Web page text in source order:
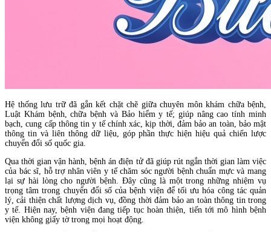
Hệ thống lưu trữ đã gắn kết chặt chẽ giữa chuyên môn khám chữa bệnh,
Luật Khám bệnh, chữa bệnh và Bảo hiểm y tế; giúp nâng cao tính minh
bạch, cung cấp thông tin y tế chính xác, kịp thời, đảm bảo an toàn, bảo mật
thông tin và liên thông dữ liệu, góp phần thực hiện hiệu quả chiến lược
chuyển đổi số quốc gia.
Qua thời gian vận hành, bệnh án điện tử đã giúp rút ngắn thời gian làm việc
của bác sĩ, hỗ trợ nhân viên y tế chăm sóc người bệnh chuẩn mực và mang
lại sự hài lòng cho người bệnh. Đây cũng là một trong những nhiệm vụ
trọng tâm trong chuyển đổi số của bệnh viện để tối ưu hóa công tác quản
lý, cải thiện chất lượng dịch vụ, đồng thời đảm bảo an toàn thông tin trong
y tế. Hiện nay, bệnh viện đang tiếp tục hoàn thiện, tiến tới mô hình bệnh
viện không giấy tờ trong mọi hoạt động.